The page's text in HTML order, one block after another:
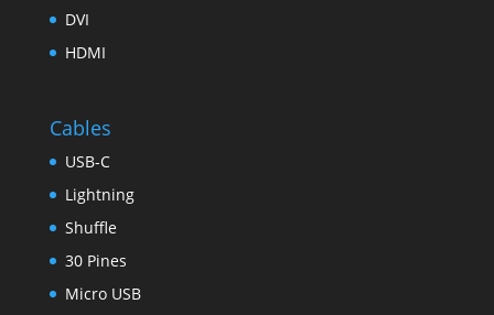
DVI
HDMI
Cables
USB-C
Lightning
Shuffle
30 Pines
Micro USB